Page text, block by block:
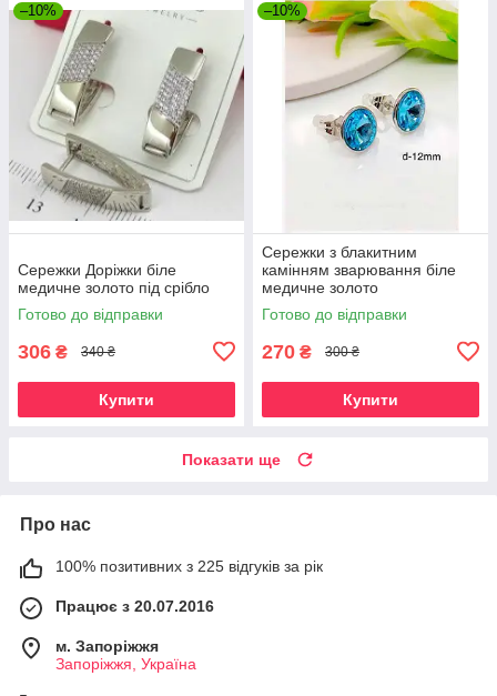
–10%
Сережки Доріжки біле
медичне золото під срібло
Готово до відправки
306 ₴ 340 ₴
Купити
–10%
Сережки з блакитним
камінням зварювання біле
медичне золото
Готово до відправки
270 ₴ 300 ₴
Купити
Показати ще
Про нас
100% позитивних з 225 відгуків за рік
Працює з 20.07.2016
м. Запоріжжя
Запоріжжя, Україна